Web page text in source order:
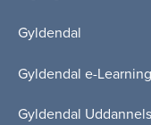
Gyldendal
Gyldendal e-Learning
Gyldendal